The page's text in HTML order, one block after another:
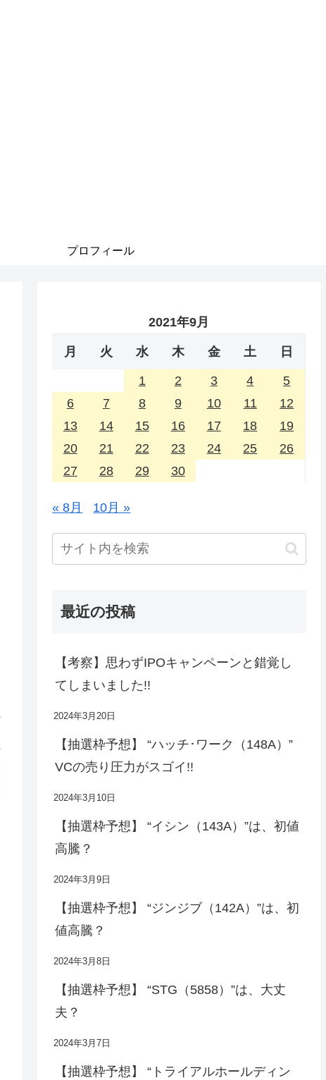
プロフィール
2021年9月
月 火 水 木 金 土 日
1 2 3 4
5
6
7 8 9 10 11
12
13
14 15 16 17 18
19
20
21 22 23 24 25
26
27
28 29 30
« 8月 10月 »
最近の投稿
【考察】思わずIPOキャンペーンと錯覚し
てしまいました!!
2024年3月20日
【抽選枠予想】 “ハッチ･ワーク（148A）”
VCの売り圧力がスゴイ!!
2024年3月10日
【抽選枠予想】 “イシン（143A）”は、初値
高騰？
2024年3月9日
【抽選枠予想】 “ジンジブ（142A）”は、初
値高騰？
2024年3月8日
【抽選枠予想】 “STG（5858）”は、大丈
夫？
2024年3月7日
【抽選枠予想】 “トライアルホールディン